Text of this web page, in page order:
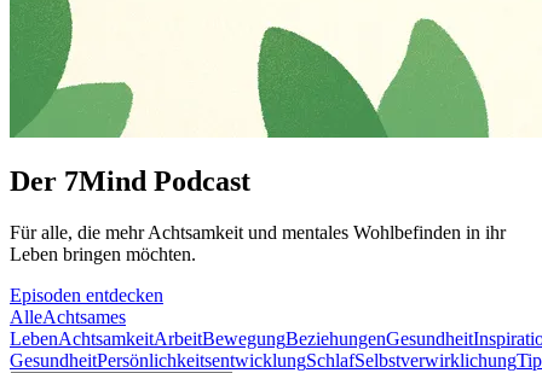
Der 7Mind Podcast
Für alle, die mehr Acht­sam­keit und mentales Wohlbefinden in ihr
Leben brin­gen möch­ten.
Episoden entdecken
AlleAchtsames
LebenAchtsamkeitArbeitBewegungBeziehungenGesundheit
GesundheitPersönlichkeitsentwicklungSchlafSelbstverwirklichung